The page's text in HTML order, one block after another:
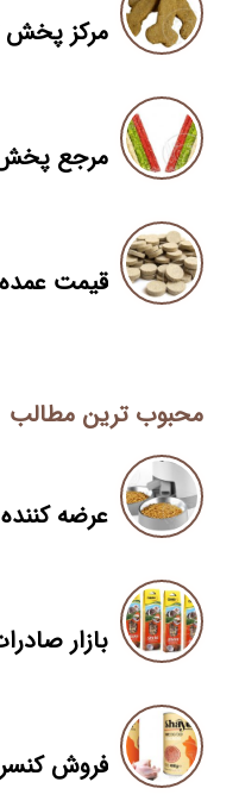
مرکز
قیمت
محبوب ترین مطالب
عرضه
فروش